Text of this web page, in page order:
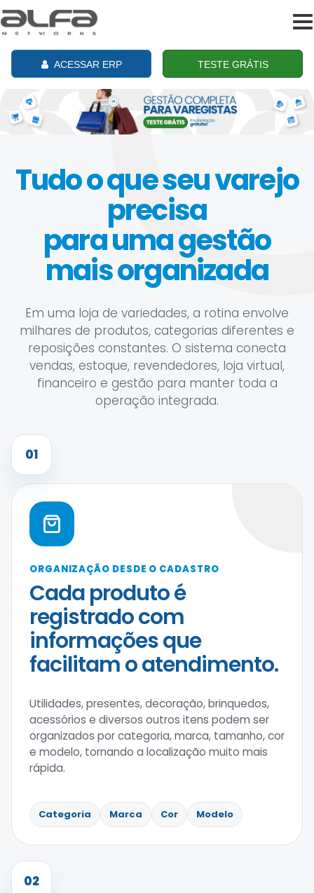
ACESSAR ERP TESTE GRÁTIS
Tudo o que seu varejo
precisa
para uma gestão
mais organizada
Em uma loja de variedades, a rotina envolve
milhares de produtos, categorias diferentes e
reposições constantes. O sistema conecta
vendas, estoque, revendedores, loja virtual,
financeiro e gestão para manter toda a
operação integrada.
01
ORGANIZAÇÃO DESDE O CADASTRO
Cada produto é
registrado com
informações que
facilitam o atendimento.
Utilidades, presentes, decoração, brinquedos,
acessórios e diversos outros itens podem ser
organizados por categoria, marca, tamanho, cor
e modelo, tornando a localização muito mais
rápida.
Categoria Marca Cor Modelo
02